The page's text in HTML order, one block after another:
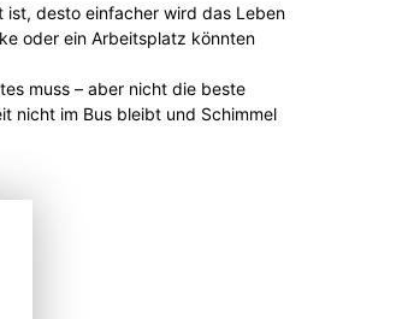
ist, desto einfacher wird das Leben
oder ein Arbeitsplatz könnten
muss – aber nicht die beste
nicht im Bus bleibt und Schimmel